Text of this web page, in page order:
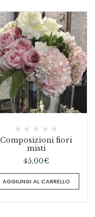
Composizioni fiori
misti
45,00€
AGGIUNGI AL CARRELLO